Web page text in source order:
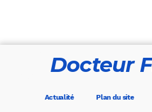
Docteur
Actualité Plan du site